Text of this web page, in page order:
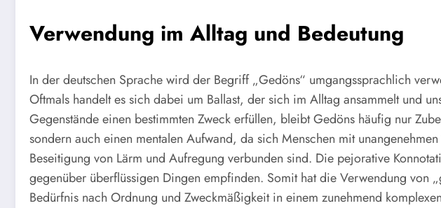
Verwendung im Alltag und Bedeutung
In der deutschen Sprache wird der Begriff „Gedöns“ umgangssprachlich
Oftmals handelt es sich dabei um Ballast, der sich im Alltag ansammelt und
Gegenstände einen bestimmten Zweck erfüllen, bleibt Gedöns häufig nur
sondern auch einen mentalen Aufwand, da sich Menschen mit
Beseitigung von Lärm und Aufregung verbunden sind. Die pejorative
gegenüber überflüssigen Dingen empfinden. Somit hat die Verwendung von
Bedürfnis nach Ordnung und Zweckmäßigkeit in einem zunehmend